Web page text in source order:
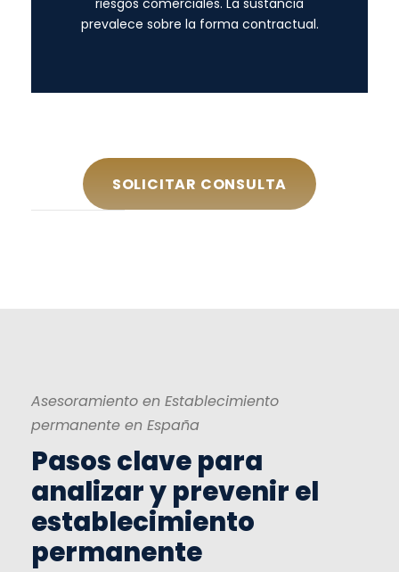
riesgos comerciales. La sustancia
prevalece sobre la forma contractual.
SOLICITAR CONSULTA
Asesoramiento en Establecimiento
permanente en España
Pasos clave para
analizar y prevenir el
establecimiento
permanente